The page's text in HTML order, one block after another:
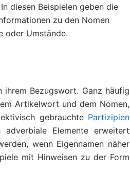
In diesen Beispielen geben die
zu den Nomen
oder Umstände.
ihrem Bezugswort. Ganz häufig
Artikelwort und dem Nomen,
gebrauchte Partizipien
Elemente erweitert
wenn Eigennamen näher
mit Hinweisen zu der Form